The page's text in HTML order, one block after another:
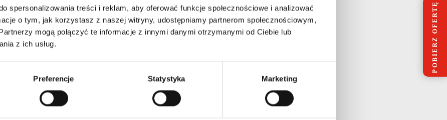
spersonalizowania treści i reklam, aby oferować funkcje społecznościowe i analizować
o tym, jak korzystasz z naszej witryny, udostępniamy partnerom społecznościowym,
mogą połączyć te informacje z innymi danymi otrzymanymi od Ciebie lub
z ich usług.
Preferencje Statystyka Marketing
POBIERZ OFERTĘ